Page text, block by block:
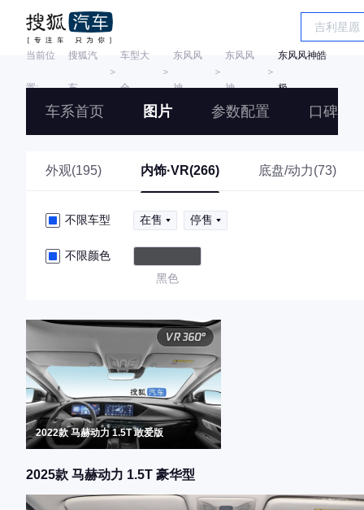
当前位
置:
搜狐汽
车
＞
车型大
全
＞
东风风
神
＞
东风风
神
＞
东风风神皓
极
车系首页 图片 参数配置 口碑
外观(195) 内饰·VR(266) 底盘/动力(73)
不限车型 在售 停售
不限颜色
黑色
2022款 马赫动力 1.5T 敢爱版
2025款 马赫动力 1.5T 豪华型